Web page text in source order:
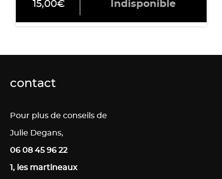
15,00€ Indisponible
contact
Pour plus de conseils de
Julie Degans,
06 08 45 96 22
1, les martineaux